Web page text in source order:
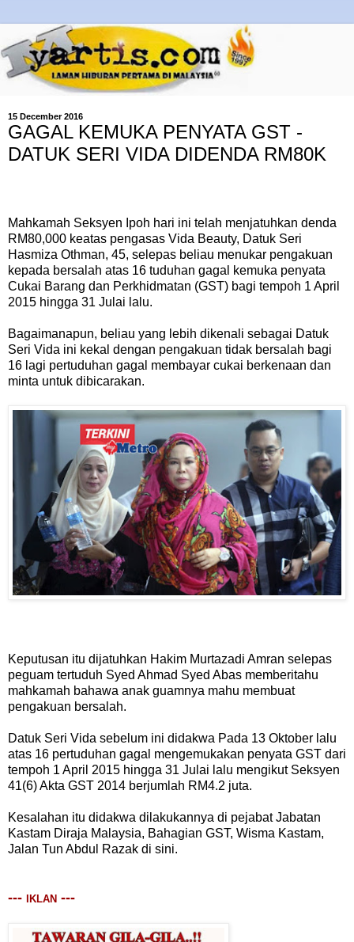
15 December 2016
GAGAL KEMUKA PENYATA GST -
DATUK SERI VIDA DIDENDA RM80K
Mahkamah Seksyen Ipoh hari ini telah menjatuhkan denda
RM80,000 keatas pengasas Vida Beauty, Datuk Seri
Hasmiza Othman, 45, selepas beliau menukar pengakuan
kepada bersalah atas 16 tuduhan gagal kemuka penyata
Cukai Barang dan Perkhidmatan (GST) bagi tempoh 1 April
2015 hingga 31 Julai lalu.
Bagaimanapun, beliau yang lebih dikenali sebagai Datuk
Seri Vida ini kekal dengan pengakuan tidak bersalah bagi
16 lagi pertuduhan gagal membayar cukai berkenaan dan
minta untuk dibicarakan.
Keputusan itu dijatuhkan Hakim Murtazadi Amran selepas
peguam tertuduh Syed Ahmad Syed Abas memberitahu
mahkamah bahawa anak guamnya mahu membuat
pengakuan bersalah.
Datuk Seri Vida sebelum ini didakwa Pada 13 Oktober lalu
atas 16 pertuduhan gagal mengemukakan penyata GST dari
tempoh 1 April 2015 hingga 31 Julai lalu mengikut Seksyen
41(6) Akta GST 2014 berjumlah RM4.2 juta.
Kesalahan itu didakwa dilakukannya di pejabat Jabatan
Kastam Diraja Malaysia, Bahagian GST, Wisma Kastam,
Jalan Tun Abdul Razak di sini.
--- IKLAN ---